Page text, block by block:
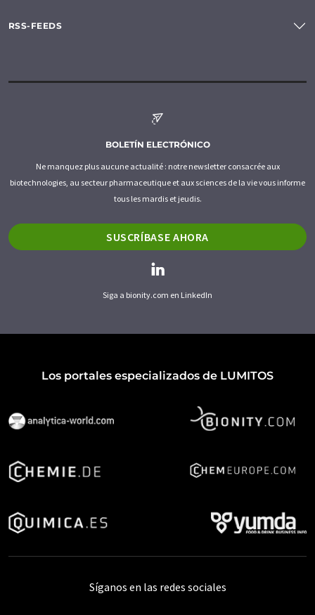
RSS-FEEDS
BOLETÍN ELECTRÓNICO
Ne manquez plus aucune actualité : notre newsletter consacrée aux
biotechnologies, au secteur pharmaceutique et aux sciences de la vie vous informe
tous les mardis et jeudis.
SUSCRÍBASE AHORA
Siga a bionity.com en LinkedIn
Los portales especializados de LUMITOS
Síganos en las redes sociales